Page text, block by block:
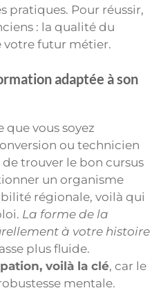
pratiques. Pour réussir,
: la qualité du
votre futur métier.
adaptée à son
vous soyez
ou technicien
trouver le bon cursus
un organisme
régionale, voilà qui
La forme de la
à votre histoire
plus fluide.
voilà la clé, car le
mentale.